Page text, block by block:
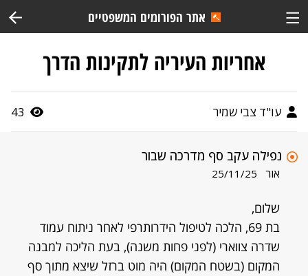
אתר הפורומים המשפטיים
אחריות העיריה לתקינות הדרך
עו"ד צבי שמיר 43
נפילה עקב סף מדרכה שבור
אור 25/11/25
שלום,
בת 69, הלכה לטיפול הידרותרפי לאחר ניתוח עמוד
שדרה צווארי (לפני פחות משנה), בעת הליכה למבנה
המקום (בשטח המקום) היה מוט ברזל שיצא מתוך סף